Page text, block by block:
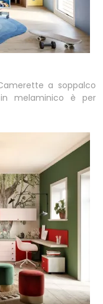
a soppalco
melaminico è per